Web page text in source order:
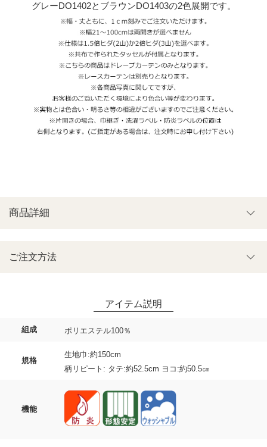
組成 ポリエステル100％
規格
生地巾:約150cm
柄リピート: タテ:約52.5cm ヨコ:約50.5㎝
機能
グレーDO1402とブラウンDO1403の2色展開です。
ご注文方法
商品詳細